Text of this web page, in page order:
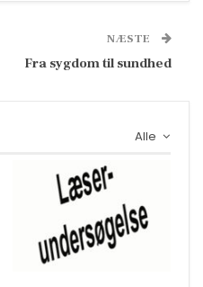
NÆSTE
Fra sygdom til sundhed
Alle